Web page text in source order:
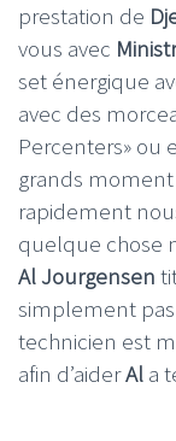
prestation de
vous avec
set énergique
avec des
Percenters» ou
grands
rapidement
quelque chose
Al Jourgensen
simplement
technicien est
afin d’aiderAl a